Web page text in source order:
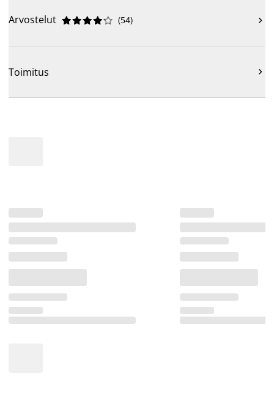
Arvostelut 




 (54) 
Toimitus 